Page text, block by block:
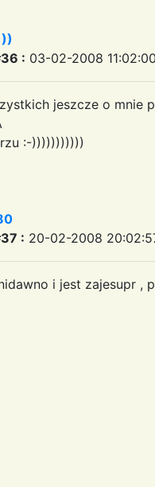
: 03-02-2008
jeszcze o mnie
:-)))))))))))
: 20-02-2008
nidawno i jest zajesupr